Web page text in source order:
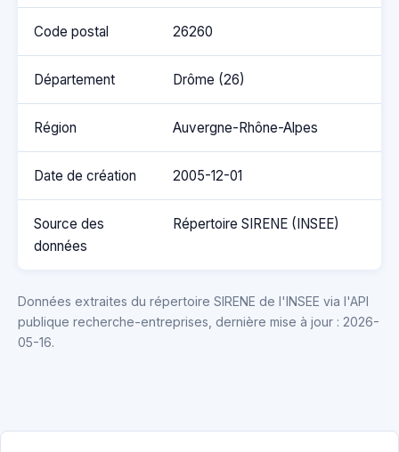
Code postal 26260
Département Drôme (26)
Région Auvergne-Rhône-Alpes
Date de création 2005-12-01
Source des
données
Répertoire SIRENE (INSEE)
Données extraites du répertoire SIRENE de l'INSEE via l'API
publique recherche-entreprises, dernière mise à jour : 2026-
05-16.